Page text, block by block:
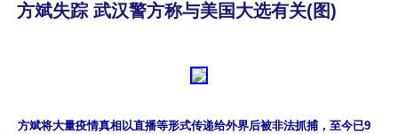
方斌失踪 武汉警方称与美国大选有关(图)
方斌将大量疫情真相以直播等形式传递给外界后被非法抓捕，至今已9